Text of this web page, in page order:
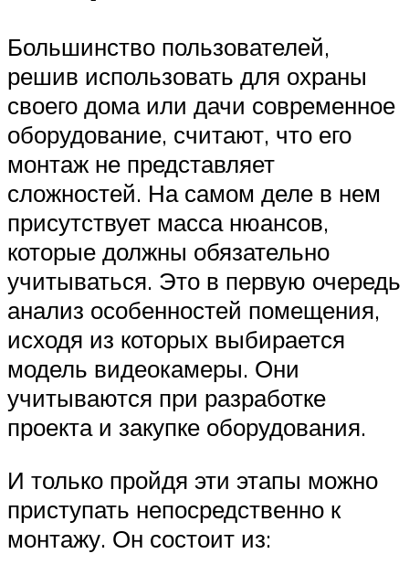
Большинство пользователей,
решив использовать для охраны
своего дома или дачи современное
оборудование, считают, что его
монтаж не представляет
сложностей. На самом деле в нем
присутствует масса нюансов,
которые должны обязательно
учитываться. Это в первую очередь
анализ особенностей помещения,
исходя из которых выбирается
модель видеокамеры. Они
учитываются при разработке
проекта и закупке оборудования.
И только пройдя эти этапы можно
приступать непосредственно к
монтажу. Он состоит из: